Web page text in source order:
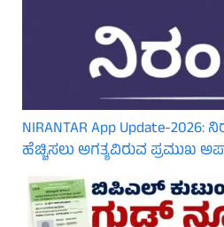
NIRANTAR App Update-
ಹೆಚ್ಚಿಸಲು ಅಗತ್ಯವಿರುವ ಪ್ರಮುಖ